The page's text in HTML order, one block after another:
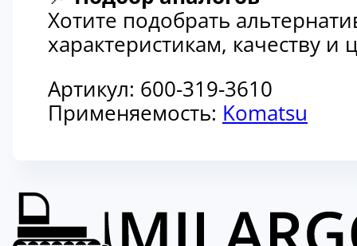
Хотите подобрать
характеристикам, качеству
Артикул: 600-319-3610
Применяемость: Komatsu